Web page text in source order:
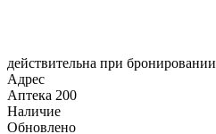
действительна при бронировании
Адрес
Аптека 200
Наличие
Обновлено